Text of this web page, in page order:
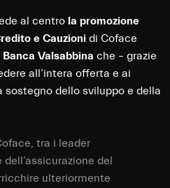
al centro la promozione
e Cauzioni di Coface
Valsabbina che – grazie
all’intera offerta e ai
dello sviluppo e della
tra i leader
del
ulteriormente